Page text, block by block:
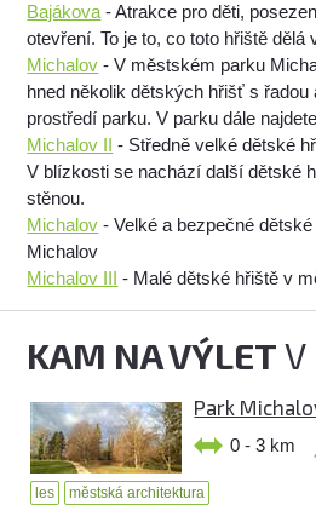
Bajákova - Atrakce pro děti,
otevření. To je to, co toto hřiště dělá
Michalov - V městském parku
hned několik dětských hřišť s
prostředí parku. V parku dále
Michalov II - Středně velké dětské
V blízkosti se nachází další dětské
stěnou.
Michalov - Velké a bezpečné
Michalov
Michalov III - Malé dětské hřiště v
KAM NA VÝLETV
Park
0 - 3 km
les městská architektura